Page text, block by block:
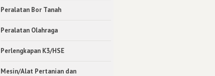
Peralatan Bor Tanah
Peralatan Olahraga
Perlengkapan K3/HSE
Mesin/Alat Pertanian dan